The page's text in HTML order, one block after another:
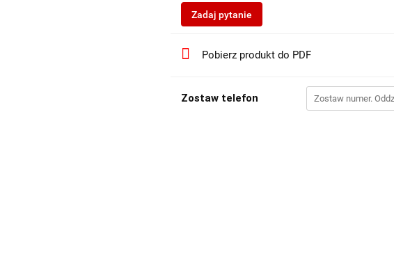
Zadaj pytanie
Pobierz produkt do PDF
Zostaw telefon